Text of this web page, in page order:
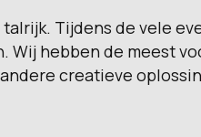
Tijdens de vele
hebben de meest
creatieve